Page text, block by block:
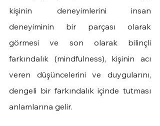
kişinin deneyimlerini insan
deneyiminin bir parçası olarak
görmesi ve son olarak bilinçli
farkındalık (mindfulness), kişinin acı
veren düşüncelerini ve duygularını,
dengeli bir farkındalık içinde tutması
anlamlarına gelir.